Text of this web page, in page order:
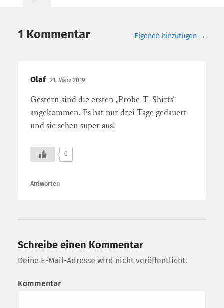
1 Kommentar Eigenen hinzufügen →
Olaf 21. März 2019
Gestern sind die ersten „Probe-T-Shirts“
angekommen. Es hat nur drei Tage gedauert
und sie sehen super aus!
0
Antworten
Schreibe einen Kommentar
Deine E-Mail-Adresse wird nicht veröffentlicht.
Kommentar